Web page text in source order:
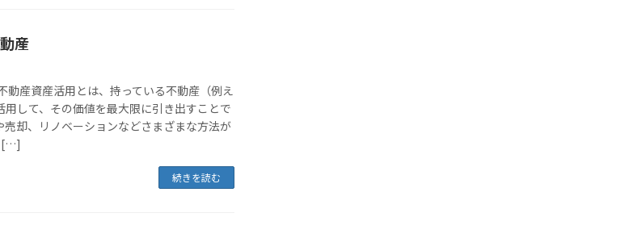
産
動産資産活用とは、持っている不動産（例え
して、その価値を最大限に引き出すことで
却、リノベーションなどさまざまな方法が
[…]
続きを読む